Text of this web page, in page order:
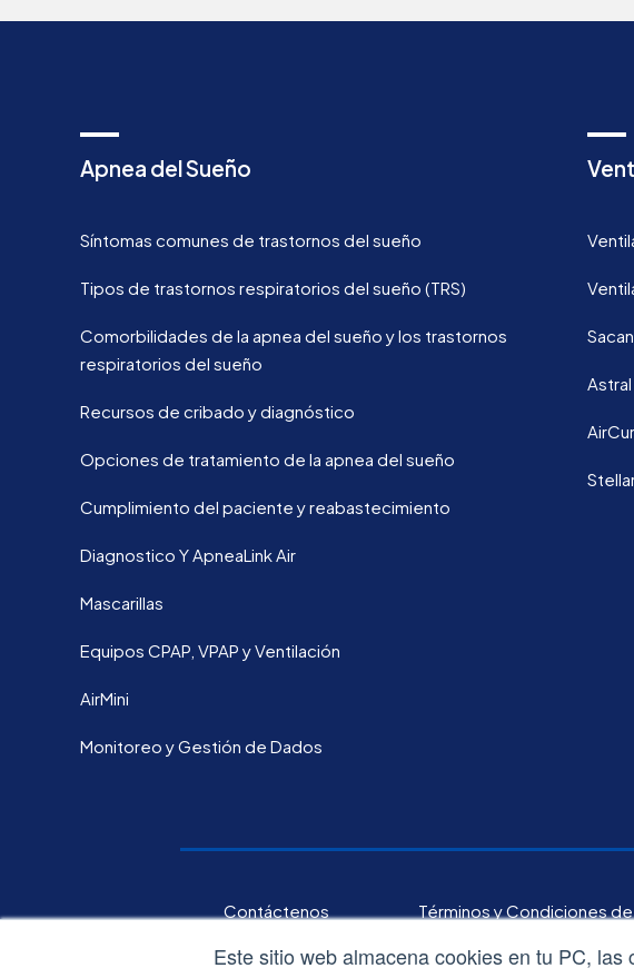
Este sitio web almacena cookies en tu PC,
Apnea del Sueño
Síntomas comunes de trastornos del sueño
Tipos de trastornos respiratorios del sueño (TRS)
Comorbilidades de la apnea del sueño y los trastornos
respiratorios del sueño
Recursos de cribado y diagnóstico
Opciones de tratamiento de la apnea del sueño
Cumplimiento del paciente y reabastecimiento
Diagnostico Y ApneaLink Air
Mascarillas
Equipos CPAP, VPAP y Ventilación
AirMini
Monitoreo y Gestión de Dados
Astral
Contáctenos Términos y Condiciones